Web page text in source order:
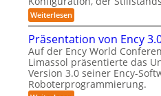
e
r
u
n
g
s
l
a
m
e
r
a
s
y
t
s
e
n
s
o
r
f
ü
n
g
s
v
e
r
g
l
e
Weiterlesen:
Z
e
i
-
S
t
a
Präsentation von Ency
Auf der Ency World
Limassol präsentierte das
Version 3.0 seiner Ency-
Roboterprogrammierung.